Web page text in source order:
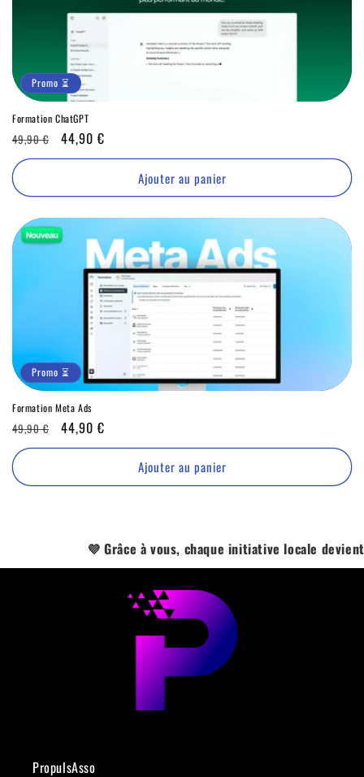
Promo ⏳
Formation ChatGPT
Prix
habituel
49,90 €
Promo
⏳
44,90 €
Ajouter au panier
Promo ⏳
Formation Meta Ads
Prix
habituel
49,90 €
Promo
⏳
44,90 €
Ajouter au panier
💜 Grâce à vous, chaque initiative locale devient
PropulsAsso